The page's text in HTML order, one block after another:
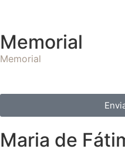
Memorial
Memorial
Maria de